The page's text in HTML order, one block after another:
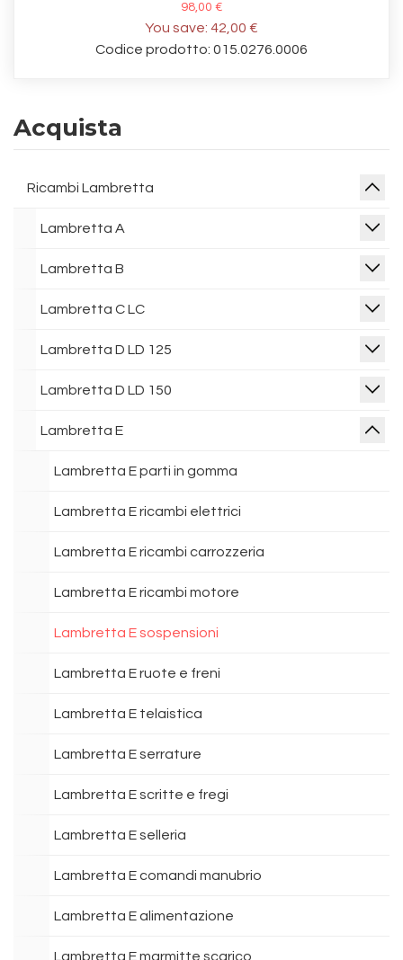
98,00 €
You save: 42,00 €
Codice prodotto: 015.0276.0006
Acquista
Ricambi Lambretta
Lambretta A
Lambretta B
Lambretta C LC
Lambretta D LD 125
Lambretta D LD 150
Lambretta E
Lambretta E parti in gomma
Lambretta E ricambi elettrici
Lambretta E ricambi carrozzeria
Lambretta E ricambi motore
Lambretta E sospensioni
Lambretta E ruote e freni
Lambretta E telaistica
Lambretta E serrature
Lambretta E scritte e fregi
Lambretta E selleria
Lambretta E comandi manubrio
Lambretta E alimentazione
Lambretta E marmitte scarico